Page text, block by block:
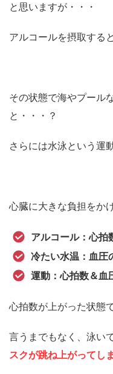
と思いますが・・・
アルコールを摂取する
その状態で海やプール
と・・・？
さらには水泳という運
心臓に大きな負担をか
アルコール：心拍
冷たい水温：血圧
運動：心拍数＆血
心拍数が上がった状態
言うまでもなく、泳い
スクが跳ね上がってし